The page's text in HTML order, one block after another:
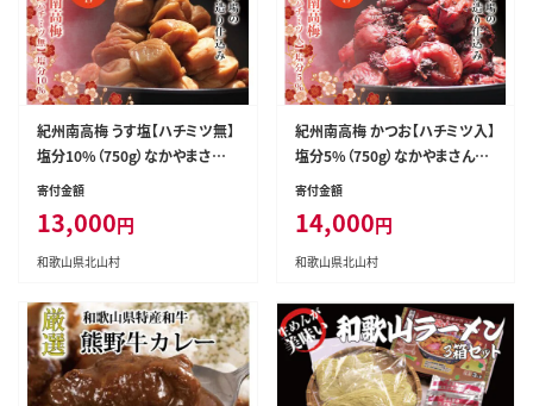
紀州南高梅 うす塩【ハチミツ無】
塩分10%（750g）なかやまさんち
の梅干 うめ ウメ 梅干し【nky00
寄付金額
13,000円
和歌山県北山村
紀州南高梅 かつお【ハチミツ入】
塩分5%（750g）なかやまさんち
の梅干 うめ ウメ 梅干し【nky00
寄付金額
14,000円
和歌山県北山村